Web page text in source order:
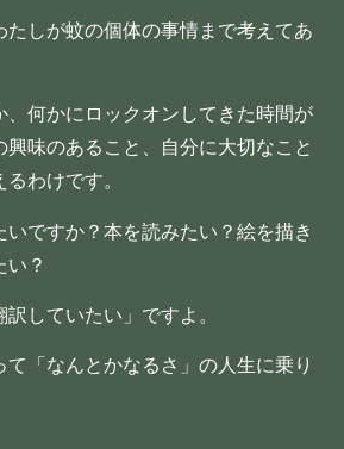
たしが蚊の個体の事情まで考えてあ
、何かにロックオンしてきた時間が
味のあること、自分に大切なこと
わけです。
いですか？本を読みたい？絵を描き
い？
していたい」ですよ。
「なんとかなるさ」の人生に乗り